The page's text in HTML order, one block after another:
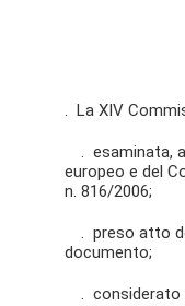
. La XIV
. esaminata,
europeo e del
n. 816/2006;
. preso atto
documento;
. considerato